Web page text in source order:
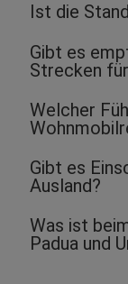
Ist die
Gibt es
Strecken
Welcher
Gibt es
Ausland?
Was ist
Padua und